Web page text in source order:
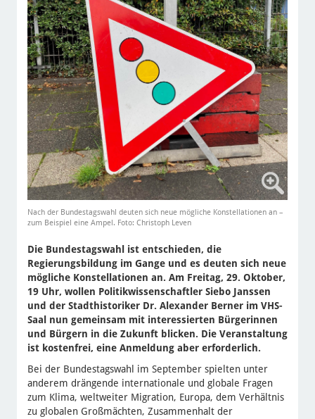
Nach der Bundestagswahl deuten sich neue mögliche Konstellationen an –
zum Beispiel eine Ampel. Foto: Christoph Leven
Die Bundestagswahl ist entschieden, die
Regierungsbildung im Gange und es deuten sich neue
mögliche Konstellationen an. Am Freitag, 29. Oktober,
19 Uhr, wollen Politikwissenschaftler Siebo Janssen
und der Stadthistoriker Dr. Alexander Berner im VHS-
Saal nun gemeinsam mit interessierten Bürgerinnen
und Bürgern in die Zukunft blicken. Die Veranstaltung
ist kostenfrei, eine Anmeldung aber erforderlich.
Bei der Bundestagswahl im September spielten unter
anderem drängende internationale und globale Fragen
zum Klima, weltweiter Migration, Europa, dem Verhältnis
zu globalen Großmächten, Zusammenhalt der